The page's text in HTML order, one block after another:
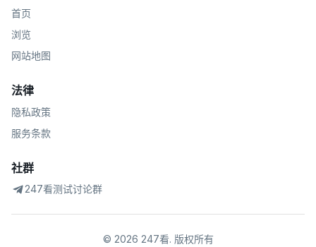
首页
浏览
网站地图
法律
隐私政策
服务条款
社群
247看测试讨论群
© 2026 247看. 版权所有